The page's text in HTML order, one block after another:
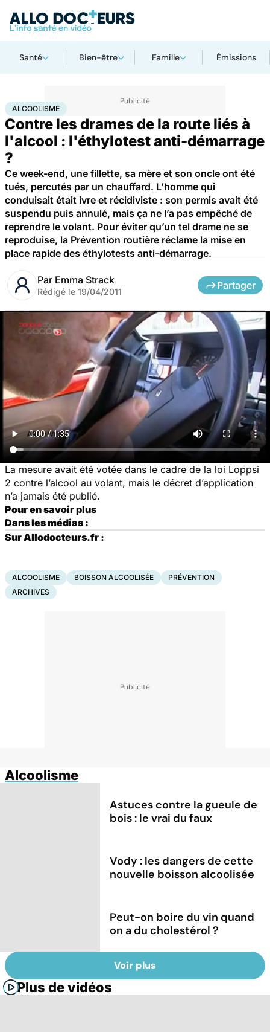
Santé Bien-être Famille Émissions
AccueilSantéMaladies Alcoolisme
ALCOOLISME
Contre les drames de la route liés à
l'alcool : l'éthylotest anti-démarrage
?
Ce week-end, une fillette, sa mère et son oncle ont été
tués, percutés par un chauffard. L’homme qui
conduisait était ivre et récidiviste : son permis avait été
suspendu puis annulé, mais ça ne l’a pas empêché de
reprendre le volant. Pour éviter qu’un tel drame ne se
reproduise, la Prévention routière réclame la mise en
place rapide des éthylotests anti-démarrage.
Par Emma Strack
Rédigé le 19/04/2011
Partager
La mesure avait été votée dans le cadre de la loi Loppsi
2 contre l’alcool au volant, mais le décret d’application
n’a jamais été publié.
Pour en savoir plus
Dans les médias :
Sur Allodocteurs.fr :
ALCOOLISME BOISSON ALCOOLISÉE
PRÉVENTION
ARCHIVES
Alcoolisme
Astuces contre la gueule de
bois : le vrai du faux
Vody : les dangers de cette
nouvelle boisson alcoolisée
Peut-on boire du vin quand
on a du cholestérol ?
Voir plus
Plus de vidéos